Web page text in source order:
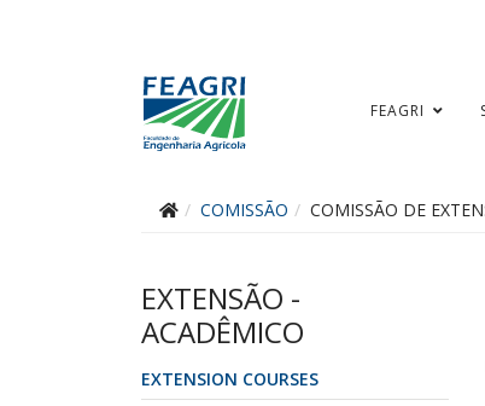
FEAGRI
COMISSÃO COMISSÃO DE
EXTENSÃO -
ACADÊMICO
EXTENSION COURSES